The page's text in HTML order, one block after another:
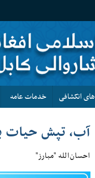
انکشافی خدمات عامه
آب، تپش حیات
احسان‌الله "مبارز"